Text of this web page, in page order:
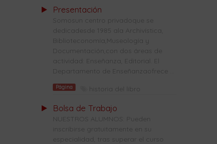
Presentación
Somosun centro privadoque se
dedicadesde 1985 ala Archivística,
Biblioteconomía,Museología y
Documentación,con dos áreas de
actividad: Enseñanza, Editorial. El
Departamento de Enseñanzaofrece ...
Página historia del libro
Bolsa de Trabajo
NUESTROS ALUMNOS: Pueden
inscribirse gratuitamente en su
especialidad, tras superar el curso